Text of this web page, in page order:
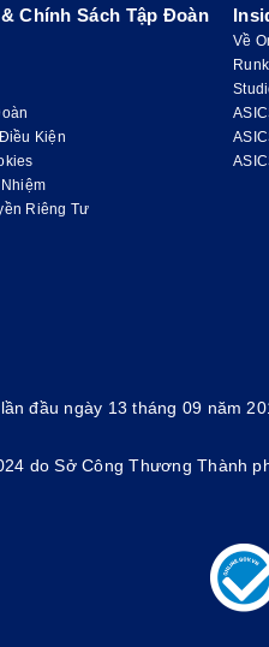
Chính Sách Tập Đoàn
Kiện
Riêng Tư
Về
đầu ngày 13 tháng 09 năm
do Sở Công Thương Thành